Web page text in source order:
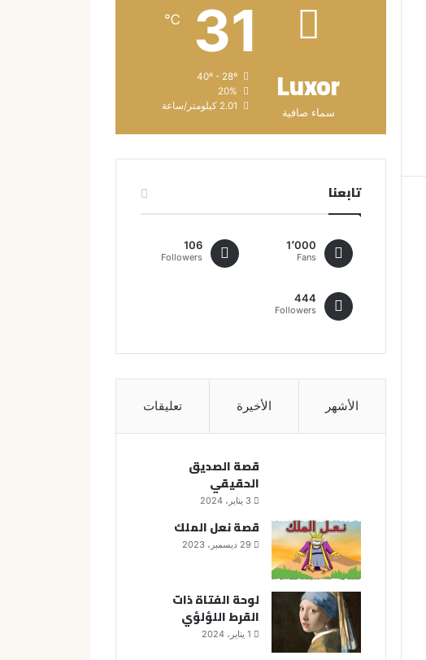
Luxor
سماء صافية
31
℃
20%
2.01 كيلومتر/ساعة
تابعنا
1٬000
Fans
106
Followers
444
Followers
الأشهر الأخيرة تعليقات
قصة الصديق
الحقيقي
3 يناير، 2024
قصة نعل الملك
29 ديسمبر، 2023
لوحة الفتاة ذات
القرط اللؤلؤي
1 يناير، 2024